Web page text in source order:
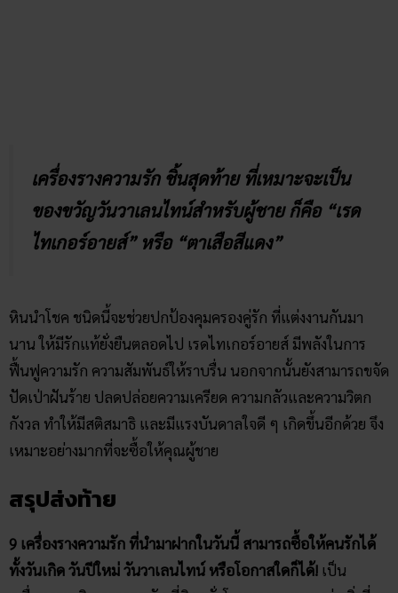
เครื่องรางความรัก ชิ้นสุดท้าย ที่เหมาะจะเป็น
ของขวัญวันวาเลนไทน์สำหรับผู้ชาย ก็คือ “เรด
ไทเกอร์อายส์” หรือ “ตาเสือสีแดง”
หินนำโชค ชนิดนี้จะช่วยปกป้องคุมครองคู่รัก ที่แต่งงานกันมา
นาน ให้มีรักแท้ยั่งยืนตลอดไป เรดไทเกอร์อายส์ มีพลังในการ
ฟื้นฟูความรัก ความสัมพันธ์ให้ราบรื่น นอกจากนั้นยังสามารถขจัด
ปัดเป่าฝันร้าย ปลดปล่อยความเครียด ความกลัวและความวิตก
กังวล ทำให้มีสติสมาธิ และมีแรงบันดาลใจดี ๆ เกิดขึ้นอีกด้วย จึง
เหมาะอย่างมากที่จะซื้อให้คุณผู้ชาย
สรุปส่งท้าย
9 เครื่องรางความรัก ที่นำมาฝากในวันนี้ สามารถซื้อให้คนรักได้
ทั้งวันเกิด วันปีใหม่ วันวาเลนไทน์ หรือโอกาสใดก็ได้! เป็น